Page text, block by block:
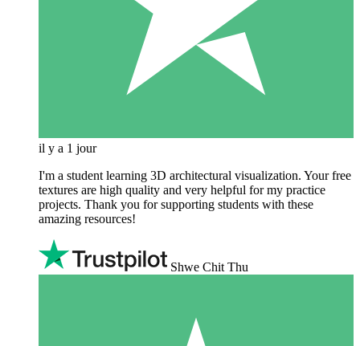
il y a 1 jour
I'm a student learning 3D architectural visualization. Your free
textures are high quality and very helpful for my practice
projects. Thank you for supporting students with these
amazing resources!
Shwe Chit Thu